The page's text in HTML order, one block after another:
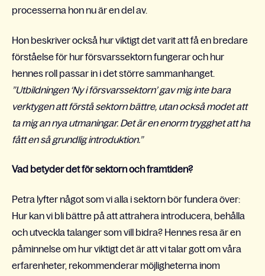
processerna hon nu är en del av.
Hon beskriver också hur viktigt det varit att få en bredare
förståelse för hur försvarssektorn fungerar och hur
hennes roll passar in i det större sammanhanget.
”Utbildningen ‘Ny i försvarssektorn’ gav mig inte bara
verktygen att förstå sektorn bättre, utan också modet att
ta mig an nya utmaningar. Det är en enorm trygghet att ha
fått en så grundlig introduktion.”
Vad betyder det för sektorn och framtiden?
Petra lyfter något som vi alla i sektorn bör fundera över:
Hur kan vi bli bättre på att attrahera introducera, behålla
och utveckla talanger som vill bidra? Hennes resa är en
påminnelse om hur viktigt det är att vi talar gott om våra
erfarenheter, rekommenderar möjligheterna inom